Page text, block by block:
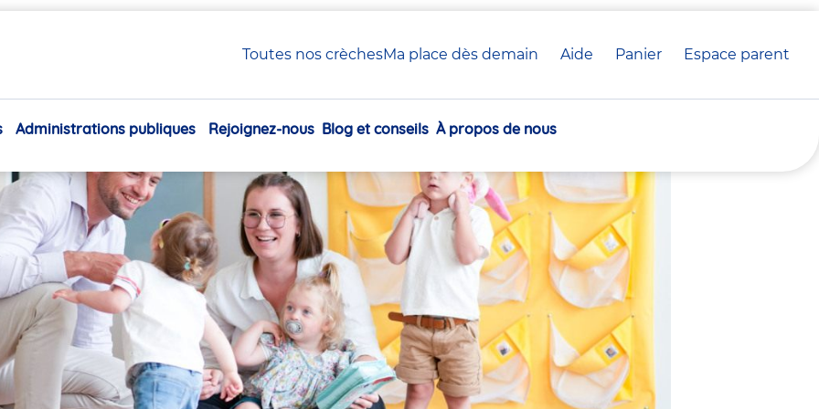
Toutes nos crèchesMa place dès demain Aide Panier crèche(s)
Espace parent
Navigation
Administrations publiques Rejoignez-nous Blog et conseils À propos de nous